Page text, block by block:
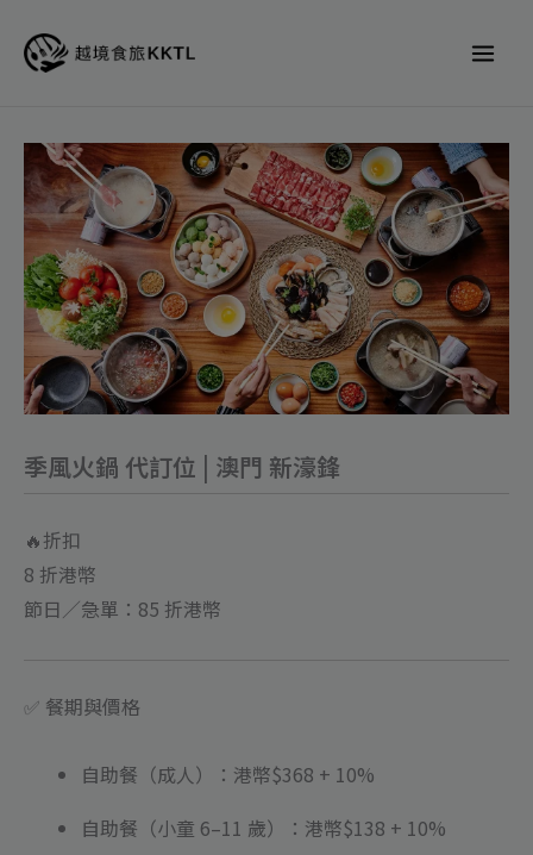
季風火鍋 代訂位 | 澳門 新濠鋒
🔥折扣
8 折港幣
節日／急單：85 折港幣
✅ 餐期與價格
自助餐（成人）：港幣$368 + 10%
自助餐（小童 6–11 歲）：港幣$138 + 10%
季
風
火
鍋
代
訂
位
|
門
鋒
數